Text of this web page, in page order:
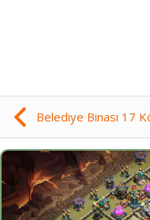
Belediye Binası 17